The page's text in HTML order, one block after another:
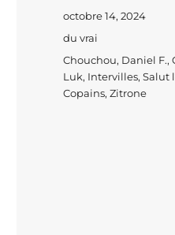
Publié
le
octobre 14, 2024
Catégories
du vrai
Étiquettes
Chouchou, Daniel F.,
Luk, Intervilles,Salut
Copains,Zitrone